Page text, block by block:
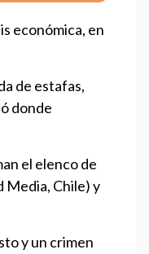
económica, en
de estafas,
donde
el elenco de
Media, Chile) y
y un crimen